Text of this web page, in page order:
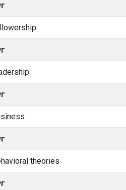
theories